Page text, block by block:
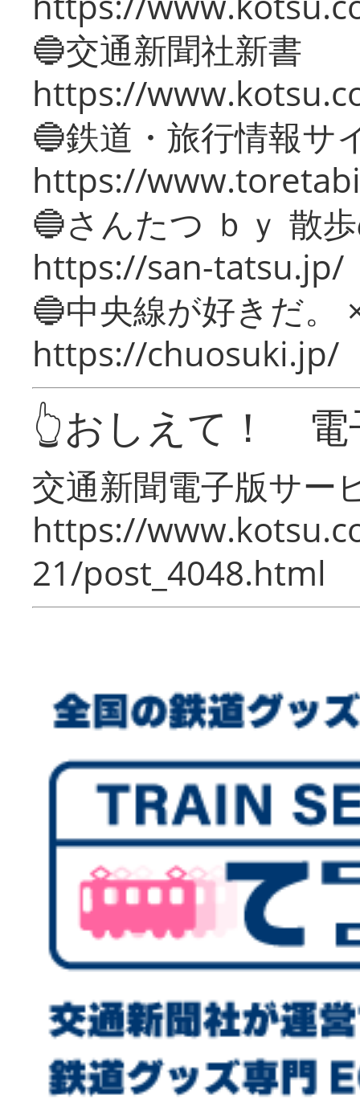
🔵交通新聞社新書
https://
🔵鉄道・旅行情報サ
https://
🔵さんたつ ｂｙ 散
https://san-tatsu.jp/
🔵中央線が好きだ。
https://chuosuki.jp/
👆おしえて！ 電
交通新聞電子版サー
https://
21/post_4048.html